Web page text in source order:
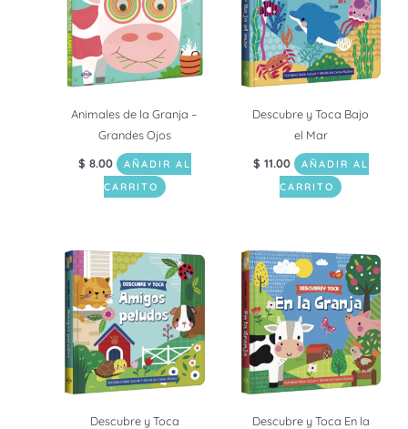
Animales de la Granja –
Grandes Ojos
$ 8.00
AÑADIR AL
CARRITO
Descubre y Toca Bajo
el Mar
$ 11.00
AÑADIR AL
CARRITO
Descubre y Toca
Descubre y Toca En la